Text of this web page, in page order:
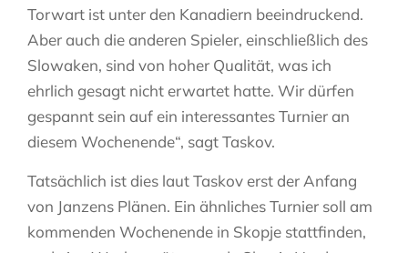
Torwart ist unter den Kanadiern beeindruckend.
Aber auch die anderen Spieler, einschließlich des
Slowaken, sind von hoher Qualität, was ich
ehrlich gesagt nicht erwartet hatte. Wir dürfen
gespannt sein auf ein interessantes Turnier an
diesem Wochenende“, sagt Taskov.
Tatsächlich ist dies laut Taskov erst der Anfang
von Janzens Plänen. Ein ähnliches Turnier soll am
kommenden Wochenende in Skopje stattfinden,